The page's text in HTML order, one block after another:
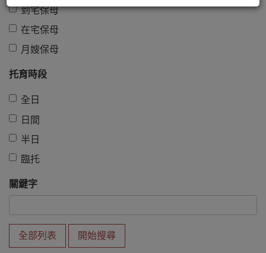
到宅保母
在宅保母
月嫂保母
托育時段
全日
日間
半日
臨托
關鍵字
全部列表 開始搜尋